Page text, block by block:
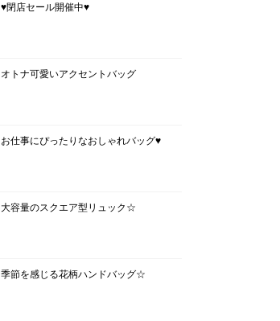
♥閉店セール開催中♥
オトナ可愛いアクセントバッグ
お仕事にぴったりなおしゃれバッグ♥
大容量のスクエア型リュック☆
季節を感じる花柄ハンドバッグ☆